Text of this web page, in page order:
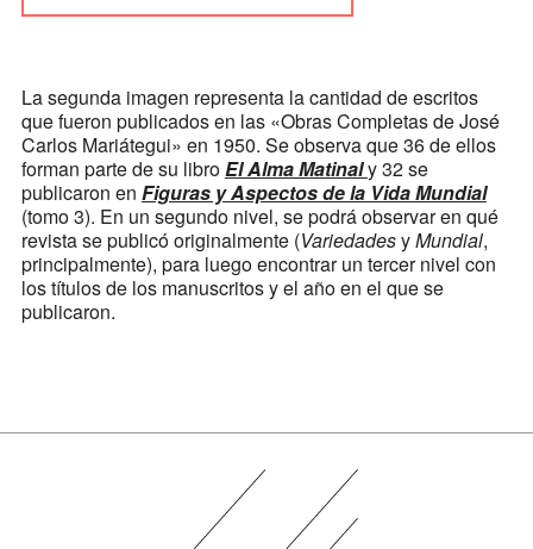
La segunda imagen representa la cantidad de escritos
que fueron publicados en las «Obras Completas de José
Carlos Mariátegui» en 1950. Se observa que 36 de ellos
forman parte de su libroEl Alma Matinaly 32 se
publicaron en Figuras y Aspectos de la Vida Mundial
(tomo 3). En un segundo nivel, se podrá observar en qué
revista se publicó originalmente (VariedadesyMundial,
principalmente), para luego encontrar un tercer nivel con
los títulos de los manuscritos y el año en el que se
publicaron.